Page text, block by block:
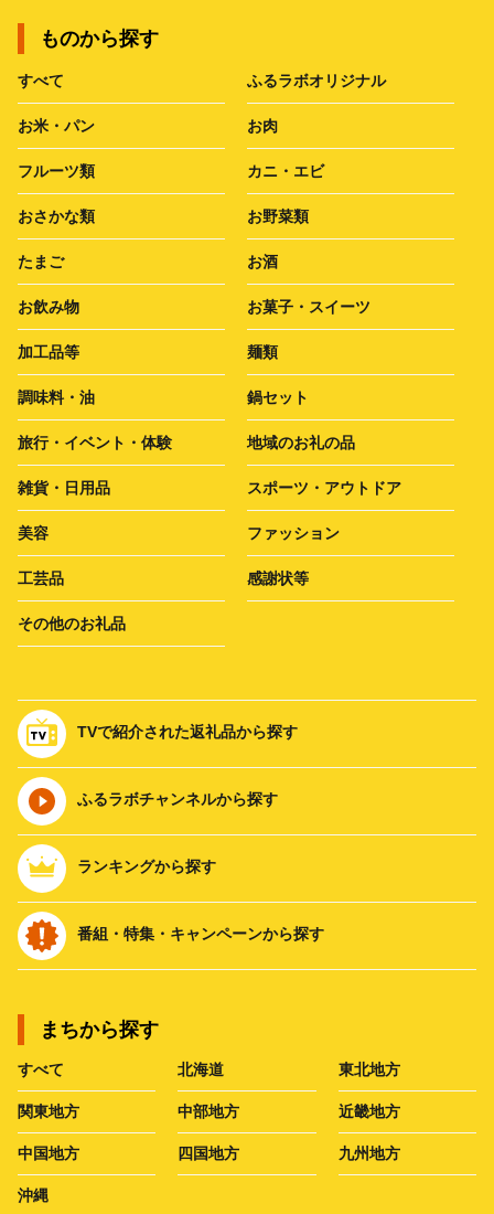
ものから探す
すべて ふるラボオリジナル
お米・パン お肉
フルーツ類 カニ・エビ
おさかな類 お野菜類
たまご お酒
お飲み物 お菓子・スイーツ
加工品等 麺類
調味料・油 鍋セット
旅行・イベント・体験 地域のお礼の品
雑貨・日用品 スポーツ・アウトドア
美容 ファッション
工芸品 感謝状等
その他のお礼品
TVで紹介された返礼品から探す
ふるラボチャンネルから探す
ランキングから探す
番組・特集・キャンペーンから探す
まちから探す
すべて 北海道 東北地方
関東地方 中部地方 近畿地方
中国地方 四国地方 九州地方
沖縄